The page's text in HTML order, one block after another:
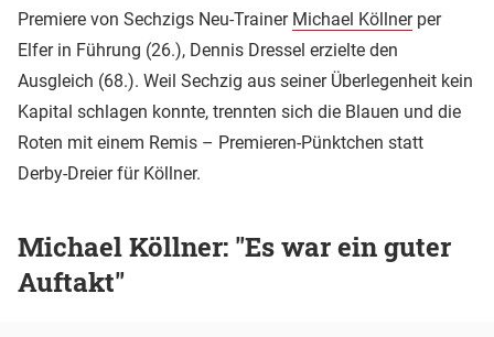
Premiere von Sechzigs Neu-Trainer Michael Köllnerper
Elfer in Führung (26.), Dennis Dressel erzielte den
Ausgleich (68.). Weil Sechzig aus seiner Überlegenheit kein
Kapital schlagen konnte, trennten sich die Blauen und die
Roten mit einem Remis – Premieren-Pünktchen statt
Derby-Dreier für Köllner.
Michael Köllner: "Es war ein guter
Auftakt"